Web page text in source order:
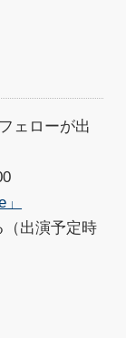
ェローが出
出演予定時